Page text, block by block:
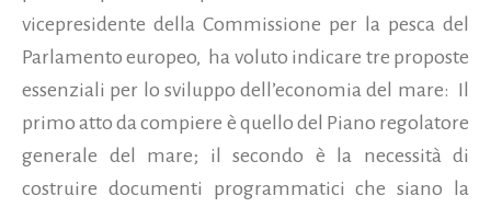
vicepresidente della Commissione per la pesca del
Parlamento europeo, ha voluto indicare tre proposte
essenziali per lo sviluppo dell’economia del mare: Il
primo atto da compiere è quello del Piano regolatore
generale del mare; il secondo è la necessità di
costruire documenti programmatici che siano la